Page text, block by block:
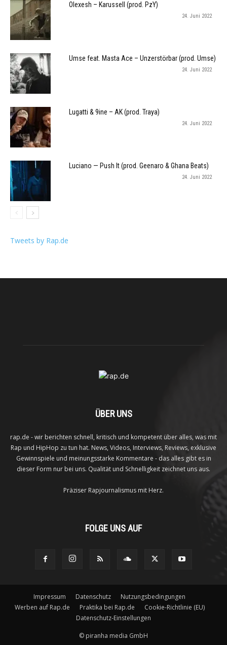
Olexesh – Karussell (prod. PzY)
24. Juni 2022
Umse feat. Masta Ace – Unzerstörbar (prod. Umse)
24. Juni 2022
Lugatti & 9ine – AK (prod. Traya)
24. Juni 2022
Luciano — Push It (prod. Geenaro & Ghana Beats)
24. Juni 2022
Tweets by Rap.de
ÜBER UNS
rap.de - wir berichten schnell, kritisch und kompetent über alles, was mit
Rap und HipHop zu tun hat. News, Videos, Interviews, Reviews, exklusive
Gewinnspiele und meinungsstarke Kommentare - das alles gibt es in
dieser Form nur bei uns. Qualität und Schnelligkeit zeichnet uns aus.
Präziser Rapjournalismus mit Herz.
FOLGE UNS AUF
Impressum Datenschutz
Nutzungsbedingungen
Werben auf Rap.de
Praktika bei Rap.de
Cookie-Richtlinie (EU)
Datenschutz-Einstellungen
© piranha media GmbH